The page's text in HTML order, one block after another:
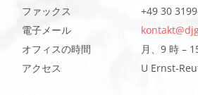
ファックス
+49 30
電子メール
オフィスの時間
月、9 時 –
アクセス
U Ernst-